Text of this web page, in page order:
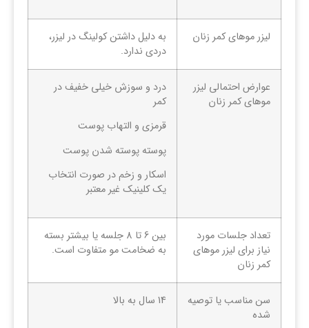
لیزر موهای کمر زنان
به دلیل داشتن کولینگ در لیزر،
دردی ندارد.
عوارض احتمالی لیزر
موهای کمر زنان
درد و سوزش خیلی خفیف در
کمر
قرمزی و التهاب پوست
پوسته پوسته شدن پوست
اسکار و زخم در صورت انتخاب
یک کلینیک غیر معتبر
تعداد جلسات مورد
نیاز برای لیزر موهای
کمر زنان
بین 6 تا 8 جلسه یا بیشتر بسته
به ضخامت مو متفاوت است.
سن مناسب یا توصیه
شده
14 سال به بالا